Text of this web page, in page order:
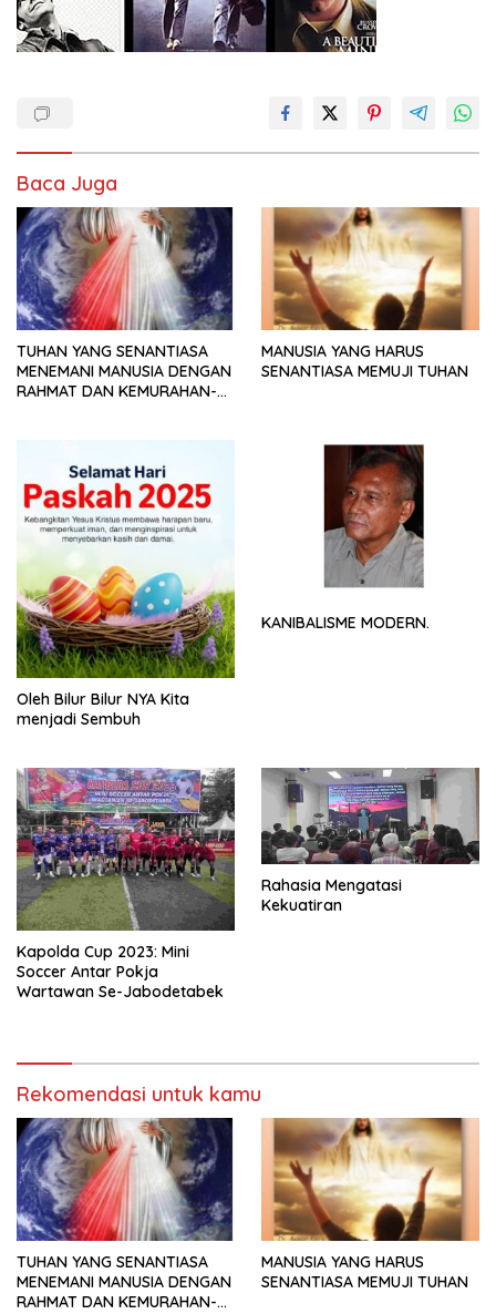
Baca Juga
TUHAN YANG SENANTIASA
MENEMANI MANUSIA DENGAN
RAHMAT DAN KEMURAHAN-
MANUSIA YANG HARUS
SENANTIASA MEMUJI TUHAN
Oleh Bilur Bilur NYA Kita
menjadi Sembuh
KANIBALISME MODERN.
Kapolda Cup 2023: Mini
Soccer Antar Pokja
Wartawan Se-Jabodetabek
Rahasia Mengatasi
Kekuatiran
Rekomendasi untuk kamu
TUHAN YANG SENANTIASA
MENEMANI MANUSIA DENGAN
RAHMAT DAN KEMURAHAN-
MANUSIA YANG HARUS
SENANTIASA MEMUJI TUHAN